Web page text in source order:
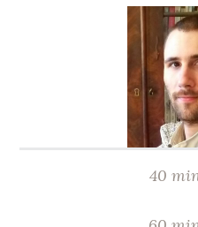
40